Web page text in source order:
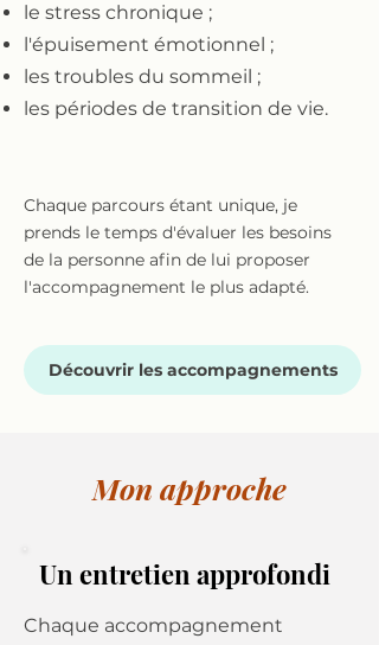
le stress chronique ;
l'épuisement émotionnel ;
les troubles du sommeil ;
les périodes de transition de vie.
Chaque parcours étant unique, je
prends le temps d'évaluer les besoins
de la personne afin de lui proposer
l'accompagnement le plus adapté.
Découvrir les accompagnements
Mon approche
Chaque accompagnement
Un entretien approfondi